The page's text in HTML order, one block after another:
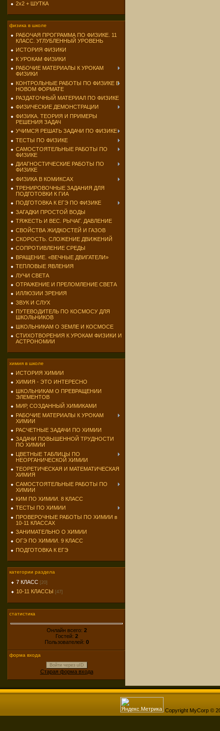
2х2 + ШУТКА
физика в школе
РАБОЧАЯ ПРОГРАММА ПО ФИЗИКЕ. 11
КЛАСС. УГЛУБЛЕННЫЙ УРОВЕНЬ
ИСТОРИЯ ФИЗИКИ
К УРОКАМ ФИЗИКИ
РАБОЧИЕ МАТЕРИАЛЫ К УРОКАМ
ФИЗИКИ
КОНТРОЛЬНЫЕ РАБОТЫ ПО ФИЗИКЕ В
НОВОМ ФОРМАТЕ
РАЗДАТОЧНЫЙ МАТЕРИАЛ ПО ФИЗИКЕ
ФИЗИЧЕСКИЕ ДЕМОНСТРАЦИИ
ФИЗИКА. ТЕОРИЯ И ПРИМЕРЫ
РЕШЕНИЯ ЗАДАЧ
УЧИМСЯ РЕШАТЬ ЗАДАЧИ ПО ФИЗИКЕ
ТЕСТЫ ПО ФИЗИКЕ
САМОСТОЯТЕЛЬНЫЕ РАБОТЫ ПО
ФИЗИКЕ
ДИАГНОСТИЧЕСКИЕ РАБОТЫ ПО
ФИЗИКЕ
ФИЗИКА В КОМИКСАХ
ТРЕНИРОВОЧНЫЕ ЗАДАНИЯ ДЛЯ
ПОДГОТОВКИ К ГИА
ПОДГОТОВКА К ЕГЭ ПО ФИЗИКЕ
ЗАГАДКИ ПРОСТОЙ ВОДЫ
ТЯЖЕСТЬ И ВЕС. РЫЧАГ. ДАВЛЕНИЕ
СВОЙСТВА ЖИДКОСТЕЙ И ГАЗОВ
СКОРОСТЬ. СЛОЖЕНИЕ ДВИЖЕНИЙ
СОПРОТИВЛЕНИЕ СРЕДЫ
ВРАЩЕНИЕ. «ВЕЧНЫЕ ДВИГАТЕЛИ»
ТЕПЛОВЫЕ ЯВЛЕНИЯ
ЛУЧИ СВЕТА
ОТРАЖЕНИЕ И ПРЕЛОМЛЕНИЕ СВЕТА
ИЛЛЮЗИИ ЗРЕНИЯ
ЗВУК И СЛУХ
ПУТЕВОДИТЕЛЬ ПО КОСМОСУ ДЛЯ
ШКОЛЬНИКОВ
ШКОЛЬНИКАМ О ЗЕМЛЕ И КОСМОСЕ
СТИХОТВОРЕНИЯ К УРОКАМ ФИЗИКИ И
АСТРОНОМИИ
химия в школе
ИСТОРИЯ ХИМИИ
ХИМИЯ - ЭТО ИНТЕРЕСНО
ШКОЛЬНИКАМ О ПРЕВРАЩЕНИИ
ЭЛЕМЕНТОВ
МИР, СОЗДАННЫЙ ХИМИКАМИ
РАБОЧИЕ МАТЕРИАЛЫ К УРОКАМ
ХИМИИ
РАСЧЕТНЫЕ ЗАДАЧИ ПО ХИМИИ
ЗАДАЧИ ПОВЫШЕННОЙ ТРУДНОСТИ
ПО ХИМИИ
ЦВЕТНЫЕ ТАБЛИЦЫ ПО
НЕОРГАНИЧЕСКОЙ ХИМИИ
ТЕОРЕТИЧЕСКАЯ И МАТЕМАТИЧЕСКАЯ
ХИМИЯ
САМОСТОЯТЕЛЬНЫЕ РАБОТЫ ПО
ХИМИИ
КИМ ПО ХИМИИ. 8 КЛАСС
ТЕСТЫ ПО ХИМИИ
ПРОВЕРОЧНЫЕ РАБОТЫ ПО ХИМИИ в
10-11 КЛАССАХ
ЗАНИМАТЕЛЬНО О ХИМИИ
ОГЭ ПО ХИМИИ. 9 КЛАСС
ПОДГОТОВКА К ЕГЭ
категории раздела
7 КЛАСС [20]
10-11 КЛАССЫ [47]
статистика
Онлайн всего: 2
Гостей: 2
Пользователей: 0
форма входа
Войти через uID
Старая форма входа
Copyright MyCorp ©